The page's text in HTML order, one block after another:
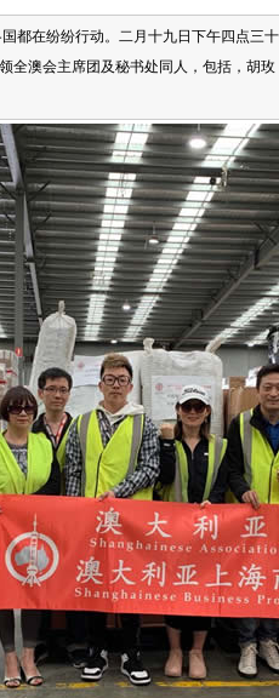
都在纷纷行动。二月十九日下午四点三
全澳会主席团及秘书处同人，包括，胡